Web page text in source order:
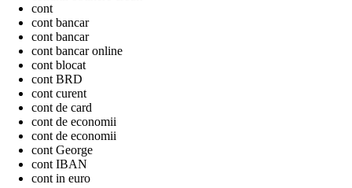
cont
cont bancar
cont bancar
cont bancar online
cont blocat
cont BRD
cont curent
cont de card
cont de economii
cont de economii
cont George
cont IBAN
cont in euro